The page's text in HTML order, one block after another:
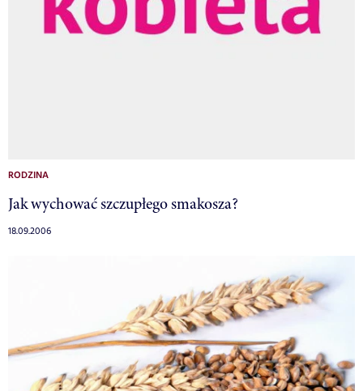
RODZINA
Jak wychować szczupłego smakosza?
18.09.2006